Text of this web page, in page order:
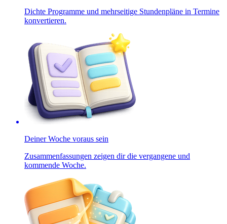
Dichte Programme und mehrseitige Stundenpläne in Termine
konvertieren.
Deiner Woche voraus sein
Zusammenfassungen zeigen dir die vergangene und
kommende Woche.